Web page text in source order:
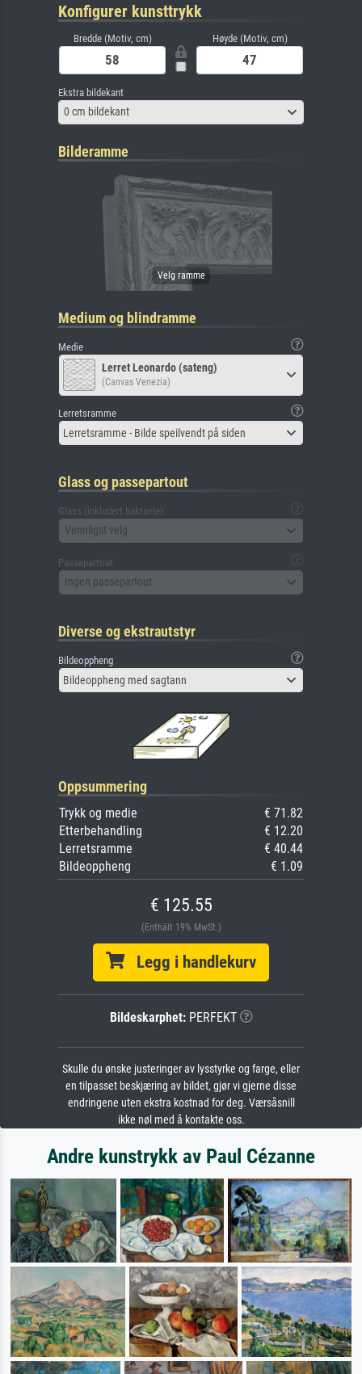
Konfigurer kunsttrykk
Bredde (Motiv, cm) Høyde (Motiv, cm)
Ekstra bildekant
0 cm bildekant
Bilderamme
Medium og blindramme
Medie
Lerret Leonardo (sateng)
(Canvas Venezia)
Lerretsramme
Lerretsramme - Bilde speilvendt på siden
Glass og passepartout
Glass (inkludert baktavle)
Vennligst velg
Passepartout
Ingen passepartout
Diverse og ekstrautstyr
Bildeoppheng
Bildeoppheng med sagtann
Oppsummering
Trykk og medie
€ 71.82
Etterbehandling
€ 12.20
Lerretsramme
€ 40.44
Bildeoppheng
€ 1.09
€ 125.55
(Enthält 19% MwSt.)
Legg i handlekurv
Bildeskarphet:PERFEKT
Skulle du ønske justeringer av lysstyrke og farge, eller
en tilpasset beskjæring av bildet, gjør vi gjerne disse
endringene uten ekstra kostnad for deg. Værsåsnill
ikke nøl med å kontakte oss.
Andre kunstrykk av Paul Cézanne